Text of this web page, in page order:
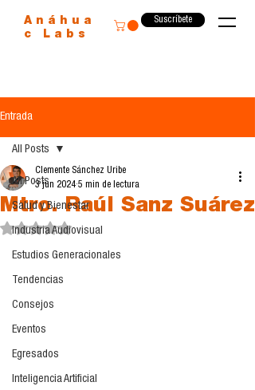
Anáhua
c Labs
Suscríbete
Entrada
All Posts
Salud y Bienestar
Industria Audiovisual
Estudios Generacionales
Tendencias
Consejos
Eventos
Egresados
Inteligencia Artificial
All Posts
Mtro. Raúl Sanz Suárez
Clemente Sánchez Uribe
3 jun 2024 5 min de lectura
Obtuvo NaN de 5 estrellas.